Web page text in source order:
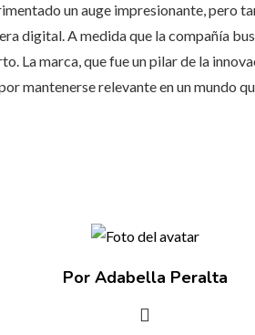
un auge impresionante, pero
digital. A medida que la compañía
La marca, que fue un pilar de la
mantenerse relevante en un mundo
Por Adabella Peralta